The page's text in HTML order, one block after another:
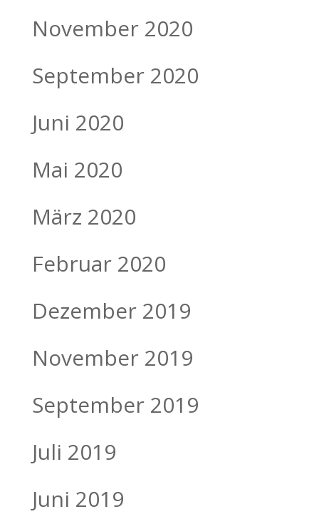
November 2020
September 2020
Juni 2020
Mai 2020
März 2020
Februar 2020
Dezember 2019
November 2019
September 2019
Juli 2019
Juni 2019